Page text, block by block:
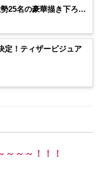
25名の豪華描き下ろし
ア】
定！ティザービジュア
～～～！！！